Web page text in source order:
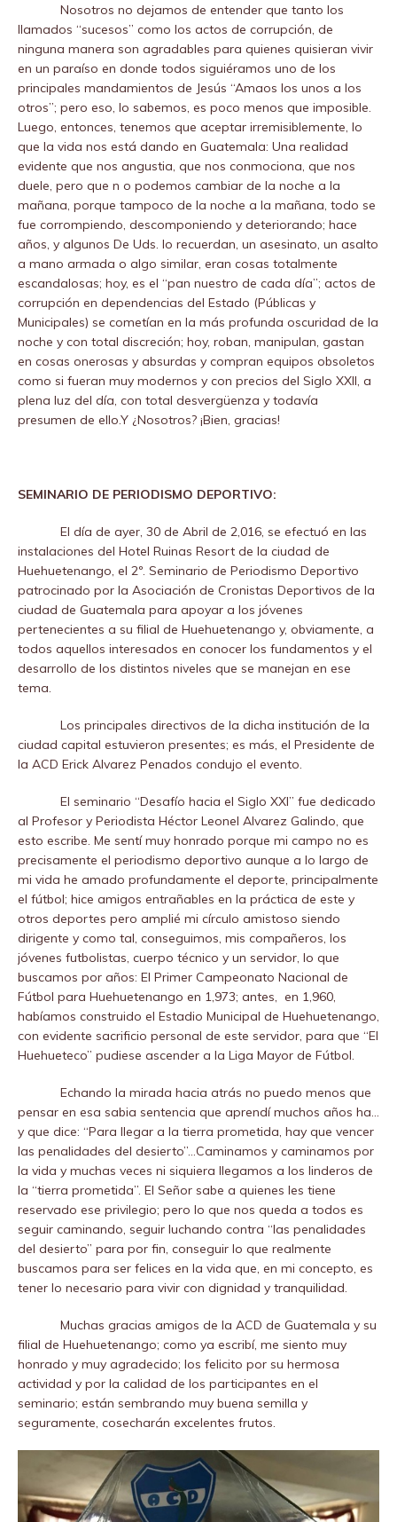
Nosotros no dejamos de entender que tanto los
llamados “sucesos” como los actos de corrupción, de
ninguna manera son agradables para quienes quisieran vivir
en un paraíso en donde todos siguiéramos uno de los
principales mandamientos de Jesús “Amaos los unos a los
otros”; pero eso, lo sabemos, es poco menos que imposible.
Luego, entonces, tenemos que aceptar irremisiblemente, lo
que la vida nos está dando en Guatemala: Una realidad
evidente que nos angustia, que nos conmociona, que nos
duele, pero que n o podemos cambiar de la noche a la
mañana, porque tampoco de la noche a la mañana, todo se
fue corrompiendo, descomponiendo y deteriorando; hace
años, y algunos De Uds. lo recuerdan, un asesinato, un asalto
a mano armada o algo similar, eran cosas totalmente
escandalosas; hoy, es el “pan nuestro de cada día”; actos de
corrupción en dependencias del Estado (Públicas y
Municipales) se cometían en la más profunda oscuridad de la
noche y con total discreción; hoy, roban, manipulan, gastan
en cosas onerosas y absurdas y compran equipos obsoletos
como si fueran muy modernos y con precios del Siglo XXII, a
plena luz del día, con total desvergüenza y todavía
presumen de ello.Y ¿Nosotros? ¡Bien, gracias!
SEMINARIO DE PERIODISMO DEPORTIVO:
El día de ayer, 30 de Abril de 2,016, se efectuó en las
instalaciones del Hotel Ruinas Resort de la ciudad de
Huehuetenango, el 2º. Seminario de Periodismo Deportivo
patrocinado por la Asociación de Cronistas Deportivos de la
ciudad de Guatemala para apoyar a los jóvenes
pertenecientes a su filial de Huehuetenango y, obviamente, a
todos aquellos interesados en conocer los fundamentos y el
desarrollo de los distintos niveles que se manejan en ese
tema.
Los principales directivos de la dicha institución de la
ciudad capital estuvieron presentes; es más, el Presidente de
la ACD Erick Alvarez Penados condujo el evento.
El seminario “Desafío hacia el Siglo XXI” fue dedicado
al Profesor y Periodista Héctor Leonel Alvarez Galindo, que
esto escribe. Me sentí muy honrado porque mi campo no es
precisamente el periodismo deportivo aunque a lo largo de
mi vida he amado profundamente el deporte, principalmente
el fútbol; hice amigos entrañables en la práctica de este y
otros deportes pero amplié mi círculo amistoso siendo
dirigente y como tal, conseguimos, mis compañeros, los
jóvenes futbolistas, cuerpo técnico y un servidor, lo que
buscamos por años: El Primer Campeonato Nacional de
Fútbol para Huehuetenango en 1,973; antes, en 1,960,
habíamos construido el Estadio Municipal de Huehuetenango,
con evidente sacrificio personal de este servidor, para que “El
Huehueteco” pudiese ascender a la Liga Mayor de Fútbol.
Echando la mirada hacia atrás no puedo menos que
pensar en esa sabia sentencia que aprendí muchos años ha…
y que dice: “Para llegar a la tierra prometida, hay que vencer
las penalidades del desierto”…Caminamos y caminamos por
la vida y muchas veces ni siquiera llegamos a los linderos de
la “tierra prometida”. El Señor sabe a quienes les tiene
reservado ese privilegio; pero lo que nos queda a todos es
seguir caminando, seguir luchando contra “las penalidades
del desierto” para por fin, conseguir lo que realmente
buscamos para ser felices en la vida que, en mi concepto, es
tener lo necesario para vivir con dignidad y tranquilidad.
Muchas gracias amigos de la ACD de Guatemala y su
filial de Huehuetenango; como ya escribí, me siento muy
honrado y muy agradecido; los felicito por su hermosa
actividad y por la calidad de los participantes en el
seminario; están sembrando muy buena semilla y
seguramente, cosecharán excelentes frutos.